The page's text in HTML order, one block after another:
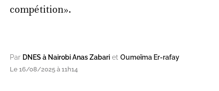
compétition».
Par DNES à Nairobi Anas Zabari et Oumeïma Er-rafay
Le 16/08/2025 à 11h14